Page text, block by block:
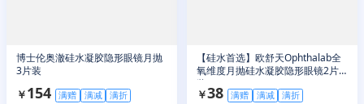
博士伦奥澈硅水凝胶隐形眼镜月抛
3片装
￥154 满赠 满减 满折
【硅水首选】欧舒天Ophthalab全
氧维度月抛硅水凝胶隐形眼镜2片
装
￥38 满赠 满减 满折